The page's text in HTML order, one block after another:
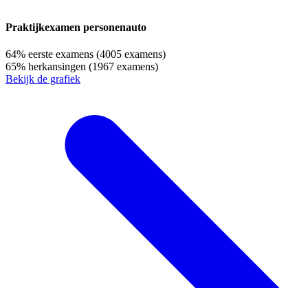
Praktijkexamen personenauto
64% eerste examens (4005 examens)
65% herkansingen (1967 examens)
Bekijk de grafiek